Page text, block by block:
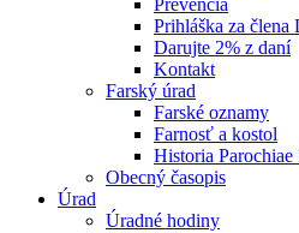
Prevencia
Prihláška za člena
Darujte 2% z daní
Kontakt
Farský úrad
Farské oznamy
Farnosť a kostol
Historia Parochiae
Obecný časopis
Úrad
Úradné hodiny